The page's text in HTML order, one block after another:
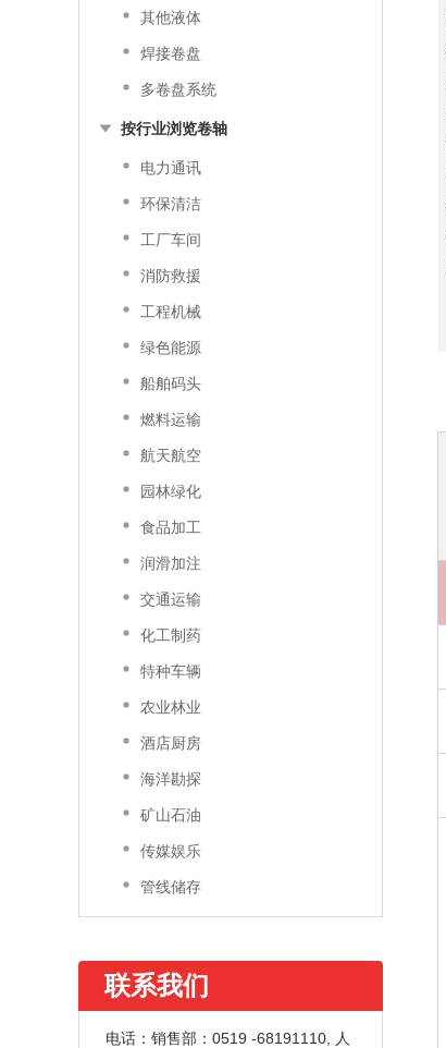
其他液体
焊接卷盘
多卷盘系统
按行业浏览卷轴
电力通讯
环保清洁
工厂车间
消防救援
工程机械
绿色能源
船舶码头
燃料运输
航天航空
园林绿化
食品加工
润滑加注
交通运输
化工制药
特种车辆
农业林业
酒店厨房
海洋勘探
矿山石油
传媒娱乐
管线储存
联系我们
电话： 销售部：0519 -68191110, 人